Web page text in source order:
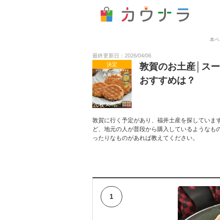
本
最終更新日：2026/04/06
決定
敦賀のお土産│ス
おすすめは？
敦賀に行く予定があり、福井土産を探してい
ど、地元の人が普段から購入しているような
ったりなものがあれば教えてください。
1